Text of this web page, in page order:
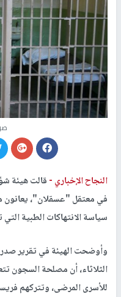
النجاح الإخباري -قالت هيئة
في معتقل "عسقلان"، يعانون
سياسة الانتهاكات الطبية
وأوضحت الهيئة في تقرير صدر
الثلاثاء، أن مصلحة السجون
للأسرى المرضى، وتتركهم